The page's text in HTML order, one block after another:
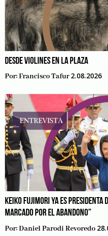
DESDE VIOLINES EN LA PLAZA
Por:Francisco Tafur 2.08.2026
KEIKO FUJIMORI YA ES PRESIDENTA
MARCADO POR EL ABANDONO”
Por:Daniel Parodi Revoredo